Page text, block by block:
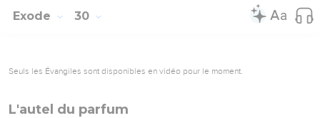
Exode 30
Seuls les Évangiles sont disponibles en vidéo pour le moment.
L'autel du parfum